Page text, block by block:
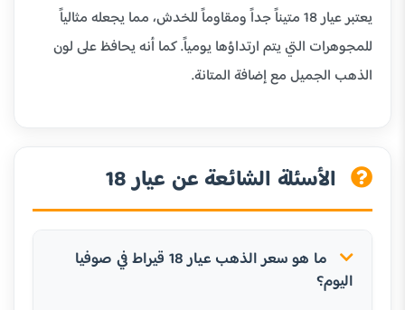
يعتبر عيار 18 متيناً جداً ومقاوماً للخدش، مما يجعله مثالياً
للمجوهرات التي يتم ارتداؤها يومياً. كما أنه يحافظ على لون
الذهب الجميل مع إضافة المتانة.
الأسئلة الشائعة عن عيار 18
ما هو سعر الذهب عيار 18 قيراط في صوفيا
اليوم؟